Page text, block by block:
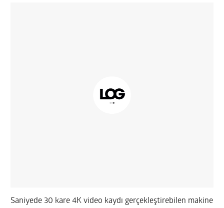
Saniyede 30 kare 4K video kaydı gerçekleştirebilen makine